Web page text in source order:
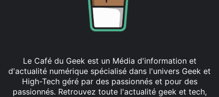
Le Café du Geek est un Média d'information et
d'actualité numérique spécialisé dans l'univers Geek et
High-Tech géré par des passionnés et pour des
passionnés. Retrouvez toute l'actualité geek et tech,